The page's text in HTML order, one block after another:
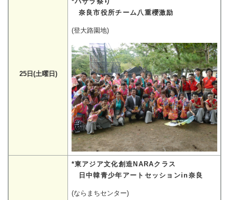
25日(土曜日)
奈良市役所チーム八重櫻激励
(登大路園地)
*東アジア文化創造NARAクラス
日中韓青少年アートセッションin奈良
(ならまちセンター)